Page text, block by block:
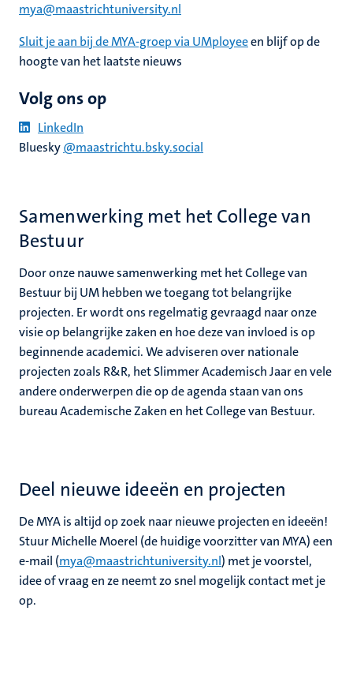
mya@maastrichtuniversity.nl
Sluit je aan bij de MYA-groep via UMployeeen blijf op de
hoogte van het laatste nieuws
Volg ons op
LinkedIn
Bluesky@maastrichtu.bsky.social
Samenwerking met het College van
Bestuur
Door onze nauwe samenwerking met het College van
Bestuur bij UM hebben we toegang tot belangrijke
projecten. Er wordt ons regelmatig gevraagd naar onze
visie op belangrijke zaken en hoe deze van invloed is op
beginnende academici. We adviseren over nationale
projecten zoals R&R, het Slimmer Academisch Jaar en vele
andere onderwerpen die op de agenda staan van ons
bureau Academische Zaken en het College van Bestuur.
Deel nieuwe ideeën en projecten
De MYA is altijd op zoek naar nieuwe projecten en ideeën!
Stuur Michelle Moerel (de huidige voorzitter van MYA) een
e-mail (mya@maastrichtuniversity.nl) met je voorstel,
idee of vraag en ze neemt zo snel mogelijk contact met je
op.